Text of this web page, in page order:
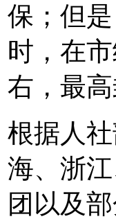
保；但
时，在
右，最
根据人
海、浙
团以及